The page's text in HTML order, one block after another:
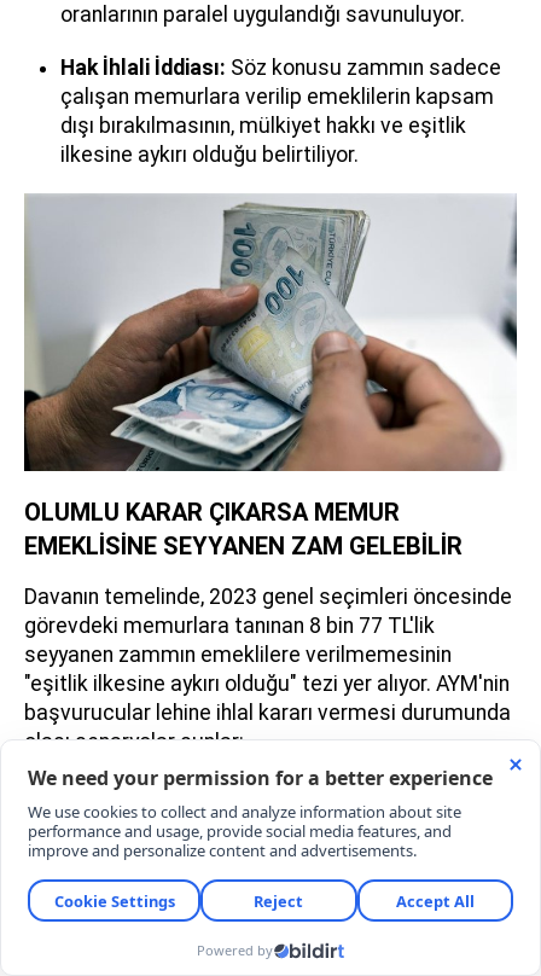
oranlarının paralel uygulandığı savunuluyor.
Hak İhlali İddiası: Söz konusu zammın sadece
çalışan memurlara verilip emeklilerin kapsam
dışı bırakılmasının, mülkiyet hakkı ve eşitlik
ilkesine aykırı olduğu belirtiliyor.
OLUMLU KARAR ÇIKARSA MEMUR
EMEKLİSİNE SEYYANEN ZAM GELEBİLİR
Davanın temelinde, 2023 genel seçimleri öncesinde
görevdeki memurlara tanınan 8 bin 77 TL'lik
seyyanen zammın emeklilere verilmemesinin
"eşitlik ilkesine aykırı olduğu" tezi yer alıyor. AYM'nin
başvurucular lehine ihlal kararı vermesi durumunda
olası senaryolar şunlar: